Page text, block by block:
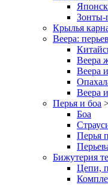
Зонты-
Крылья
Веера:
Веера
Веера
Веера
Перья и боа
Боа
Перья
Бижутерия
Цепи,